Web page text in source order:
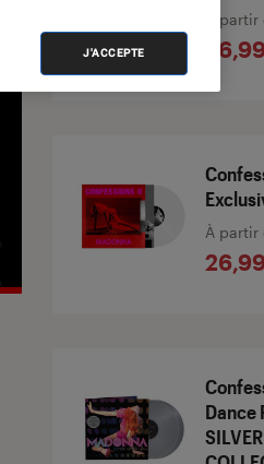
À
À partir
Dance
SILVER
J'ACCEPTE